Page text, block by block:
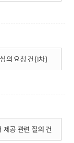
의 요청 건(1차)
제공 관련 질의 건